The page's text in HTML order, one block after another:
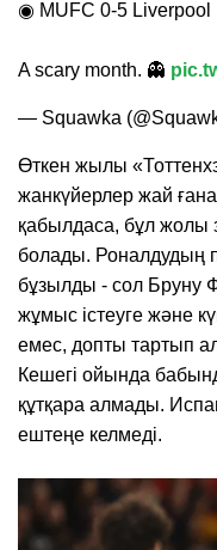
◉ MUFC 0-5 Liverpool
A scary month. 👻
— Squawka
Өткен жылы
жанкүйерлер жай
қабылдаса, бұл жолы
болады. Роналдудың
бұзылды - сол Бруну
жұмыс істеуге және
емес, допты тартып
Кешегі ойында
құтқара алмады.
ештеңе келмеді.